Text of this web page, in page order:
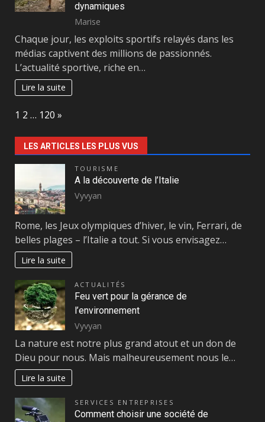
dynamiques
Marise
Chaque jour, les exploits sportifs relayés dans les
médias captivent des millions de passionnés.
L’actualité sportive, riche en…
Lire la suite
Page:
1 2 … 120 Next
»
LES ARTICLES LES PLUS VUS
TOURISME
A la découverte de l’Italie
Vyvyan
Rome, les Jeux olympiques d’hiver, le vin, Ferrari, de
belles plages – l’Italie a tout. Si vous envisagez…
Lire la suite
ACTUALITÉS
Feu vert pour la gérance de
l’environnement
Vyvyan
La nature est notre plus grand atout et un don de
Dieu pour nous. Mais malheureusement nous le…
Lire la suite
SERVICES ENTREPRISES
Comment choisir une société de